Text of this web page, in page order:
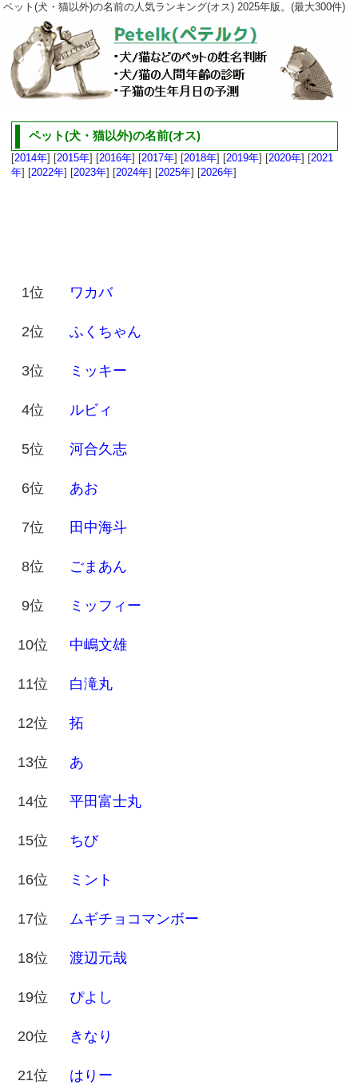
ペット(犬・猫以外)の名前の人気ランキング(オス) 2025年版。(最大300件)
ペット(犬・猫以外)の名前(オス)
[2014年] [2015年] [2016年] [2017年] [2018年] [2019年] [2020年] [2021
年] [2022年] [2023年] [2024年] [2025年] [2026年]
1位 ワカバ
2位 ふくちゃん
3位 ミッキー
4位 ルビィ
5位 河合久志
6位 あお
7位 田中海斗
8位 ごまあん
9位 ミッフィー
10位 中嶋文雄
11位 白滝丸
12位 拓
13位 あ
14位 平田富士丸
15位 ちび
16位 ミント
17位 ムギチョコマンボー
18位 渡辺元哉
19位 ぴよし
20位 きなり
21位 はりー